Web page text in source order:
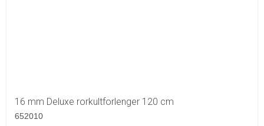
16 mm Deluxe rorkultforlenger 120 cm
652010